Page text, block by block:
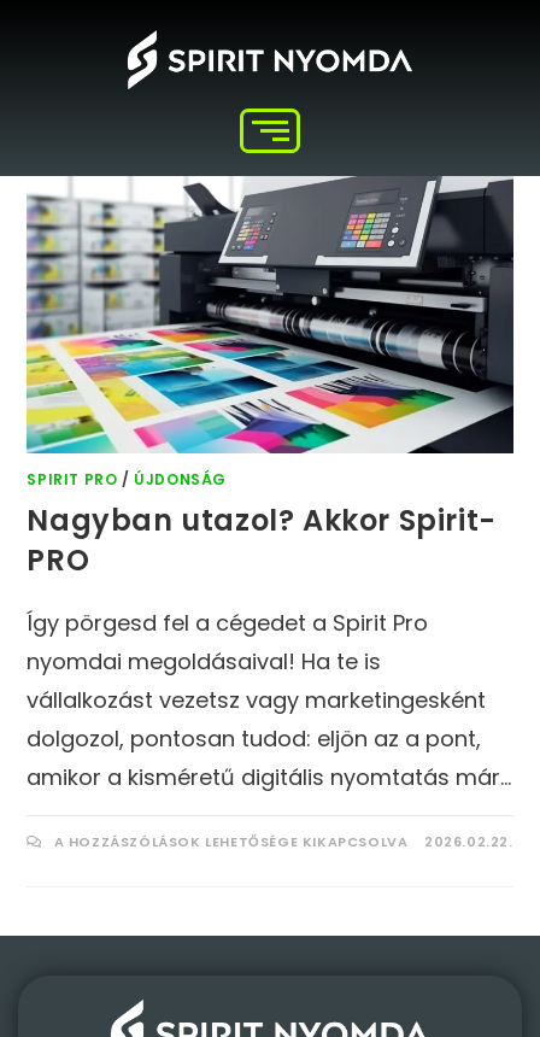
SPIRIT PRO / ÚJDONSÁG
Nagyban utazol? Akkor Spirit-
PRO
Így pörgesd fel a cégedet a Spirit Pro
nyomdai megoldásaival! Ha te is
vállalkozást vezetsz vagy marketingesként
dolgozol, pontosan tudod: eljön az a pont,
amikor a kisméretű digitális nyomtatás már…
A HOZZÁSZÓLÁSOK LEHETŐSÉGE KIKAPCSOLVA 2026.02.22.